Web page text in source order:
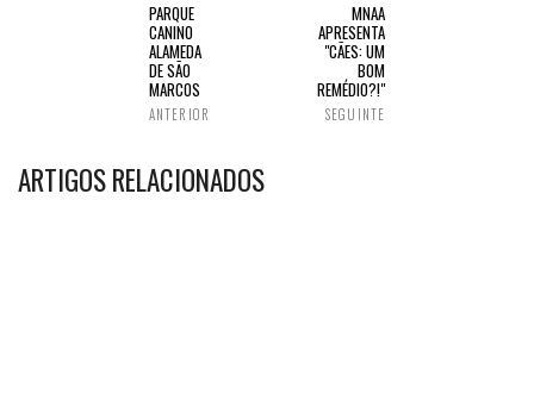
PARQUE
CANINO
ALAMEDA
DE SÃO
MARCOS
ANTERIOR
MNAA
APRESENTA
"CÃES: UM
BOM
REMÉDIO?!"
SEGUINTE
ARTIGOS RELACIONADOS